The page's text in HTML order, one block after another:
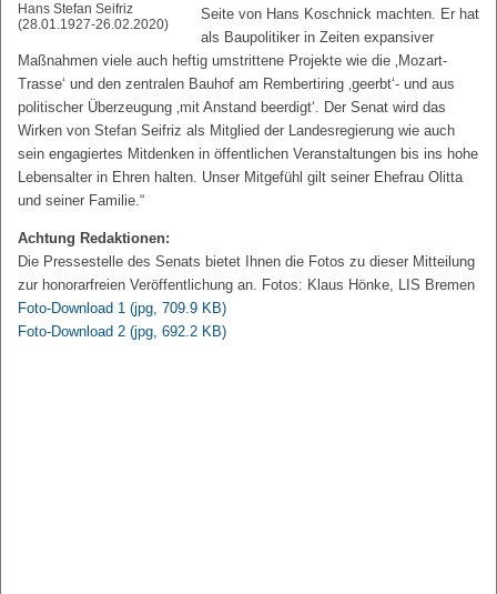
Hans Stefan Seifriz
(28.01.1927-26.02.2020)
Seite von Hans Koschnick machten. Er hat
als Baupolitiker in Zeiten expansiver
Maßnahmen viele auch heftig umstrittene Projekte wie die ‚Mozart-
Trasse‘ und den zentralen Bauhof am Rembertiring ‚geerbt‘- und aus
politischer Überzeugung ‚mit Anstand beerdigt‘. Der Senat wird das
Wirken von Stefan Seifriz als Mitglied der Landesregierung wie auch
sein engagiertes Mitdenken in öffentlichen Veranstaltungen bis ins hohe
Lebensalter in Ehren halten. Unser Mitgefühl gilt seiner Ehefrau Olitta
und seiner Familie.“
Achtung Redaktionen:
Die Pressestelle des Senats bietet Ihnen die Fotos zu dieser Mitteilung
zur honorarfreien Veröffentlichung an. Fotos: Klaus Hönke, LIS Bremen
Foto-Download 1 (jpg, 709.9 KB)
Foto-Download 2 (jpg, 692.2 KB)